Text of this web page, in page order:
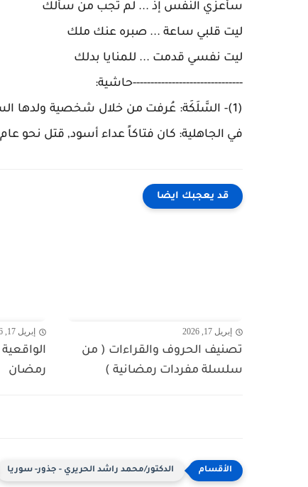
سأعزي النفس إذ ... لم تجب من سألك
ليت قلبي ساعة ... صبره عنك ملك
ليت نفسي قدمت ... للمنايا بدلك
-------------------------------حاشية:
(1)- السَّلَكَة: عُرفت من خلال شخصية ولدها
في الجاهلية: كان فتاكاً عداء أسود, قتل نحو عام 605 م, و 17 ق. هـ. فرثته أمه السلكة، والشعر من مجزوء المديد.
قد يعجبك ايضا
إبريل 17, 2026
تصنيف الحروف والقراءات ( من
سلسلة مفردات رمضانية )
إبريل 17, 2026
رمضان
الدكتور/محمد راشد الحريري - جذور- سوريا